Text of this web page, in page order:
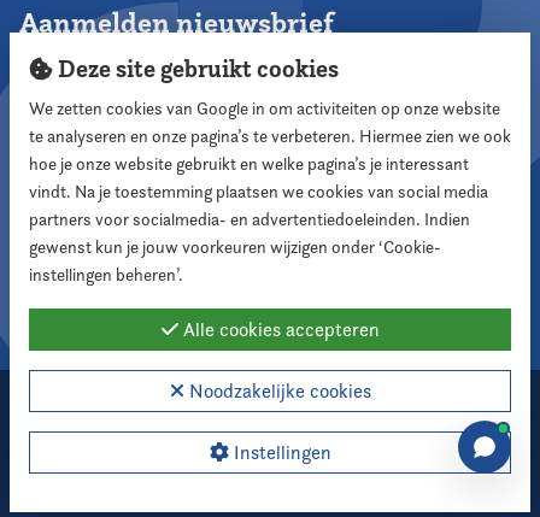
Aanmelden nieuwsbrief
Aanmelden
Volg ons
2026 Nederlandse Vereniging voor Raadsleden
Cookie instellingen
Deze site gebruikt cookies
We zetten cookies van Google in om activiteiten op onze website
te analyseren en onze pagina’s te verbeteren. Hiermee zien we ook
hoe je onze website gebruikt en welke pagina’s je interessant
vindt. Na je toestemming plaatsen we cookies van social media
partners voor socialmedia- en advertentiedoeleinden. Indien
gewenst kun je jouw voorkeuren wijzigen onder ‘Cookie-
instellingen beheren’.
Alle cookies accepteren
Noodzakelijke cookies
Instellingen